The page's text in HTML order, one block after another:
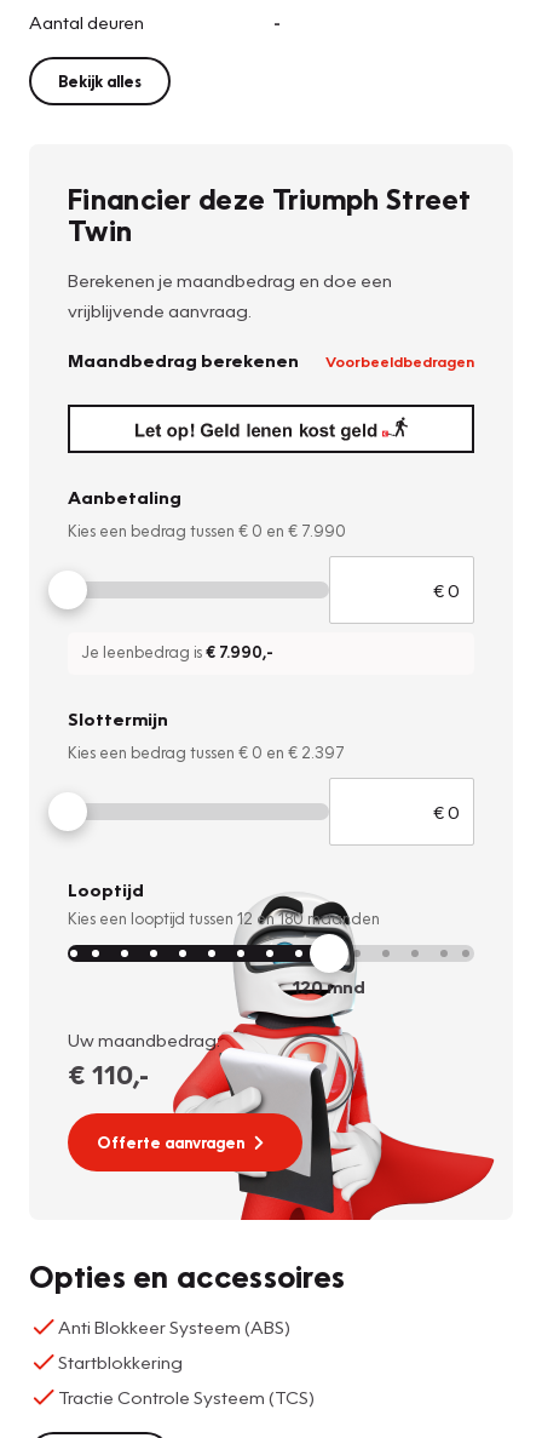
Aantal deuren -
Bekijk alles
Financier deze Triumph Street
Twin
Berekenen je maandbedrag en doe een
vrijblijvende aanvraag.
Maandbedrag berekenen Voorbeeldbedragen
Aanbetaling
Kies een bedrag tussen € 0 en € 7.990
Je leenbedrag is€ 7.990,-
Slottermijn
Kies een bedrag tussen € 0 en € 2.397
Looptijd
Kies een looptijd tussen 12 en180 maanden
120mnd
Uw maandbedrag:
€ 110,-
Offerte aanvragen
Opties en accessoires
Anti Blokkeer Systeem (ABS)
Startblokkering
Tractie Controle Systeem (TCS)